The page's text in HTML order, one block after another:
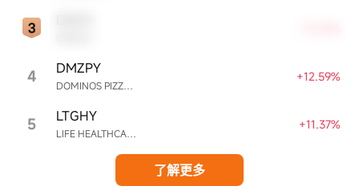
4 DOMINOS PIZZA ENTERPRISES LIMITED UNSP ADR EACH REPR 0.5 ORD SHS
DMZPY +12.59%
5 LIFE HEALTHCARE GROUP HOLDINGS UNSPON ADR EA REPR 4 ORD ZAR0.00
LTGHY +11.37%
了解更多